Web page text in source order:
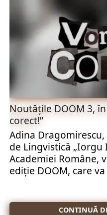
Noutăţile DOOM 3,
corect!”
Adina
de Lingvistică „Iorgu
Academiei Române,
ediţie DOOM, care
CONTINUĂ